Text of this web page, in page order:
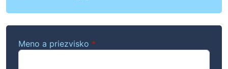
Meno a priezvisko *